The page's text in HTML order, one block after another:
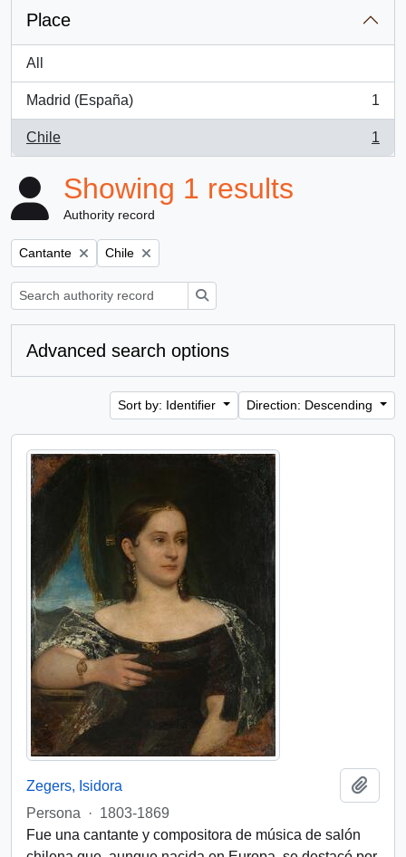
Place
All
Madrid (España)
, 1 results
1
Chile
, 1 results
1
Showing 1 results
Authority record
Remove filter:
Cantante Remove filter:
Chile
Advanced search options
Sort by: Identifier Direction: Descending
Zegers, Isidora
Persona
· 1803-1869
Fue una cantante y compositora de música de salón